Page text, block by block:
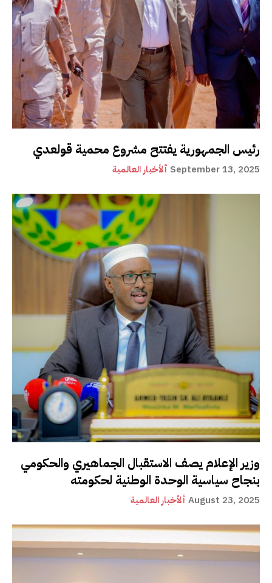
رئيس الجمهورية يفتتح مشروع محمية قولعدي
ألأخبار العالمية September 13, 2025
وزير الإعلام يصف الاستقبال الجماهيري والحكومي
بنجاح سياسية الوحدة الوطنية لحكومته
ألأخبار العالمية August 23, 2025